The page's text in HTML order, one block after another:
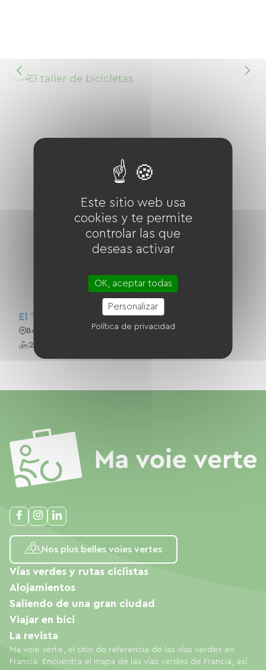
El Taller De Bicicletas
Bourganeuf
20 Bicicletas
Nos plus belles voies vertes
Ma voie verte, el sitio de referencia de las vías verdes en
Francia. Encuentra el mapa de las vías verdes de Francia, así
Vías verdes y rutas ciclistas
Alojamientos
Saliendo de una gran ciudad
Viajar en bici
La revista
Este sitio web usa
cookies y te permite
controlar las que
deseas activar
OK, aceptar todas
Personalizar
Política de privacidad